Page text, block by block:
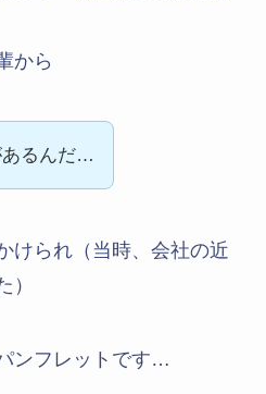
から
あるんだ…
けられ（当時、会社の近
）
ンフレットです…